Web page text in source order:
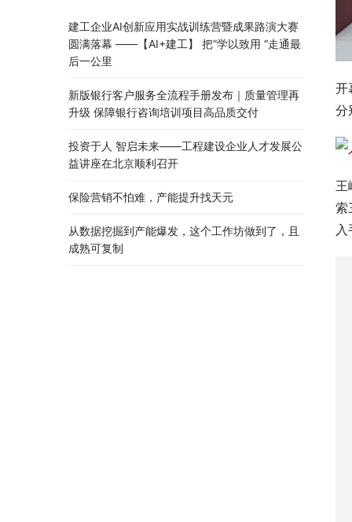
开
分
王
索
建工企业AI创新应用实战训练营暨成果路演大赛
圆满落幕 ——【AI+建工】 把”学以致用 “走通最
后一公里
新版银行客户服务全流程手册发布｜质量管理再
升级 保障银行咨询培训项目高品质交付
投资于人 智启未来——工程建设企业人才发展公
益讲座在北京顺利召开
保险营销不怕难，产能提升找天元
从数据挖掘到产能爆发，这个工作坊做到了，且
成熟可复制